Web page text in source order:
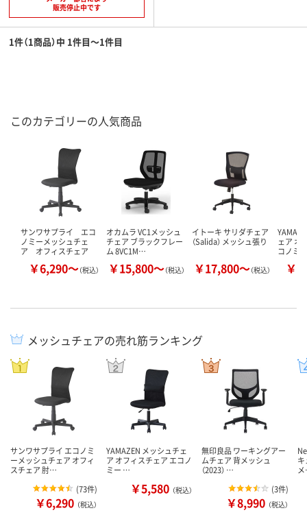
販売停止中です
1件（1商品）中 1件目～1件目
このカテゴリーの人気商品
サンワサプライ エコ
ノミーメッシュチェ
ア オフィスチェア
￥6,290～（税込）
オカムラ VC1メッシュ
チェア ブラックフレー
ム 8VC1M…
￥15,800～（税込）
イトーキ サリダチェア
（Salida） メッシュ張り
￥17,800～（税込）
ェア オ
コノミ
￥
メッシュチェアの売れ筋ランキング
サンワサプライ エコノミ
ーメッシュチェア オフィ
スチェア 肘…
(73件)
￥6,290 （税込）
YAMAZEN メッシュチェ
ア オフィスチェア エコノ
ミー …
￥5,580 （税込）
無印良品 ワーキングアー
ムチェア 背メッシュ
（2023） …
(3件)
￥8,990 （税込）